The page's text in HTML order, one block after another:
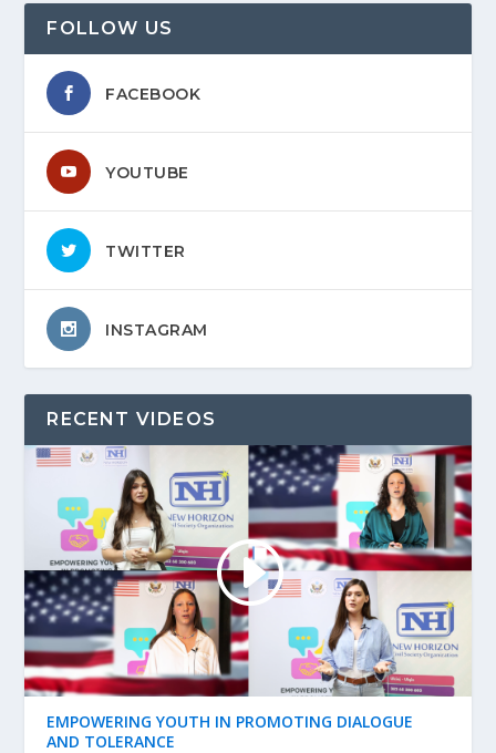
FOLLOW US
FACEBOOK
YOUTUBE
TWITTER
INSTAGRAM
RECENT VIDEOS
EMPOWERING YOUTH IN PROMOTING DIALOGUE
AND TOLERANCE